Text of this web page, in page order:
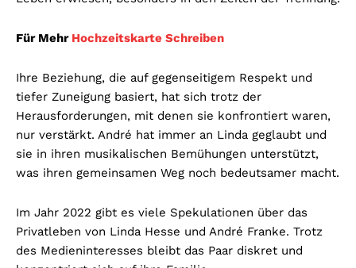
Für Mehr Hochzeitskarte Schreiben
Ihre Beziehung, die auf gegenseitigem Respekt und
tiefer Zuneigung basiert, hat sich trotz der
Herausforderungen, mit denen sie konfrontiert waren,
nur verstärkt. André hat immer an Linda geglaubt und
sie in ihren musikalischen Bemühungen unterstützt,
was ihren gemeinsamen Weg noch bedeutsamer macht.
Im Jahr 2022 gibt es viele Spekulationen über das
Privatleben von Linda Hesse und André Franke. Trotz
des Medieninteresses bleibt das Paar diskret und